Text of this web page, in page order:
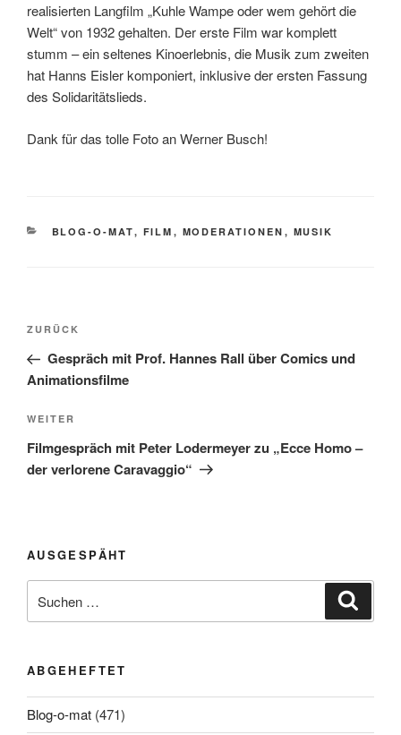
realisierten Langfilm „Kuhle Wampe oder wem gehört die
Welt“ von 1932 gehalten. Der erste Film war komplett
stumm – ein seltenes Kinoerlebnis, die Musik zum zweiten
hat Hanns Eisler komponiert, inklusive der ersten Fassung
des Solidaritätslieds.
Dank für das tolle Foto an Werner Busch!
KATEGORIEN
BLOG-O-MAT, FILM , MODERATIONEN , MUSIK
Beitragsnavigation
Vorheriger
Beitrag
ZURÜCK
Gespräch mit Prof. Hannes Rall über Comics und
Animationsfilme
Nächster
Beitrag
WEITER
Filmgespräch mit Peter Lodermeyer zu „Ecce Homo –
der verlorene Caravaggio“
AUSGESPÄHT
nach:
ABGEHEFTET
Blog-o-mat (471)